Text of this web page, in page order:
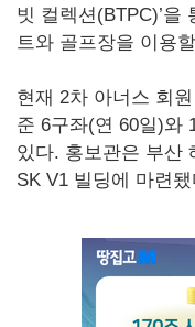
빗 컬렉션(BTPC)’을
트와 골프장을 이용
현재 2차 아너스 회
준 6구좌(연 60일)와
있다. 홍보관은 부산
SK V1 빌딩에 마련됐